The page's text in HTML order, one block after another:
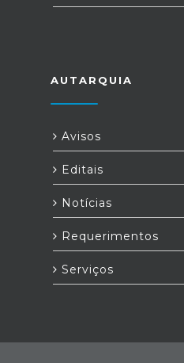
AUTARQUIA
Avisos
Editais
Notícias
Requerimentos
Serviços